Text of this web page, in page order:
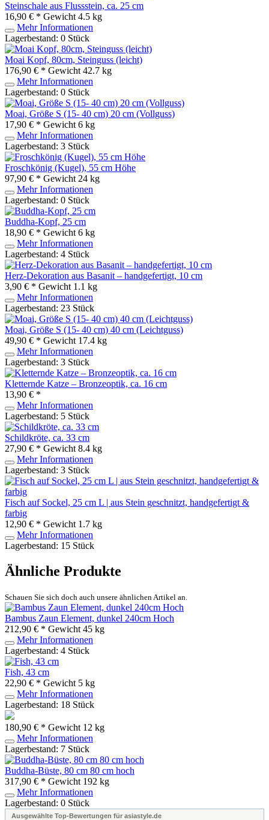
Steinschale aus Flussstein, ca. 25 cm
16,90 € * Gewicht 4.5 kg
Mehr Informationen
Lagerbestand: 0 Stück
Moai Kopf, 80cm, Steinguss (leicht)
176,90 € * Gewicht 42.7 kg
Mehr Informationen
Lagerbestand: 0 Stück
Moai, Größe S (15- 40 cm) 20 cm (Vollguss)
17,90 € * Gewicht 6 kg
Mehr Informationen
Lagerbestand: 3 Stück
Froschkönig (Kugel), 55 cm Höhe
97,90 € * Gewicht 24 kg
Mehr Informationen
Lagerbestand: 0 Stück
Buddha-Kopf, 25 cm
18,90 € * Gewicht 6 kg
Mehr Informationen
Lagerbestand: 4 Stück
Herz-Dekoration aus Basanit – handgefertigt, 10 cm
3,90 € * Gewicht 1.1 kg
Mehr Informationen
Lagerbestand: 23 Stück
Moai, Größe S (15- 40 cm) 40 cm (Leichtguss)
49,90 € * Gewicht 17.4 kg
Mehr Informationen
Lagerbestand: 3 Stück
Kletternde Katze – Bronzeoptik, ca. 16 cm
13,90 € *
Mehr Informationen
Lagerbestand: 5 Stück
Schildkröte, ca. 33 cm
27,90 € * Gewicht 8.4 kg
Mehr Informationen
Lagerbestand: 3 Stück
Fisch auf Sockel, 25 cm L | aus Stein geschnitzt, handgefertigt &
farbig
12,90 € * Gewicht 1.7 kg
Mehr Informationen
Lagerbestand: 15 Stück
Ähnliche Produkte
Schauen Sie sich doch auch unsere ähnlichen Artikel an.
Bambus Zaun Element, dunkel 240cm Hoch
212,90 € * Gewicht 45 kg
Mehr Informationen
Lagerbestand: 4 Stück
Fish, 43 cm
22,90 € * Gewicht 5 kg
Mehr Informationen
Lagerbestand: 18 Stück
180,90 € * Gewicht 12 kg
Mehr Informationen
Lagerbestand: 7 Stück
Buddha-Büste, 80 cm 80 cm hoch
317,90 € * Gewicht 192 kg
Mehr Informationen
Lagerbestand: 0 Stück
Ausgewählte Top-Bewertungen für asiastyle.de